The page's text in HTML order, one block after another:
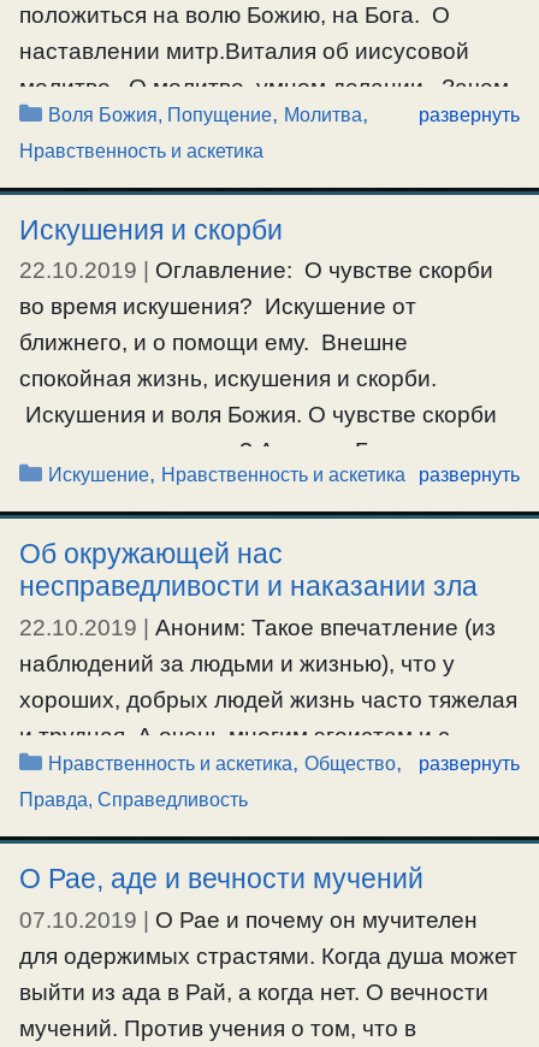
Ещё…
#дерзость,#любовь,#семья,#спасение,
#требовательность
положиться на волю Божию, на Бога. О
наставлении митр.Виталия об иисусовой
молитве. О молитве, умном делании. Зачем
12 — 40 раз читаетсямолитва«Господи
помилуй» за богослужением? Что надо,
чтобы положиться на волю Божию, на Бога.
Аноним: Мир вам! Объясните пожалуйста,
что значит «положиться на волю Божью».
Совершенно полагаться на Бога? …
Ещё…
#воляБожия,#молитва
Рубрики
Воля Божия, Попущение, Молитва,
Нравственность и аскетика
развернуть
Искушения и скорби
22.10.2019
Оглавление: О чувстве скорби
во время искушения? Искушение от
ближнего, и о помощи ему. Внешне
спокойная жизнь, искушения и скорби.
Искушения и воля Божия. О чувстве скорби
во время искушения? Аноним: Батюшка на
что похоже чувство скорби во время
искушения, с чем его сравнить? О.Серафим:
Когда человек полюбил кого-то, привязался к
нему, а потом с …
Ещё…
#искушение,#покой, #скорбь
Рубрики
Искушение, Нравственность и аскетика развернуть
Об окружающей нас
несправедливости и наказании зла
22.10.2019
Аноним: Такое впечатление (из
наблюдений за людьми и жизнью), что у
хороших, добрых людей жизнь часто тяжелая
и трудная. А очень многим эгоистам и с
детьми, и с достатком, и с мужьями/женами
«везет» очень часто и без особых усилий с
их стороны. Как-то не все и всегда
справедливо складывается у людей на
планете Земля. Все …
Ещё…
#правда,#справедливость
Рубрики
Нравственность и аскетика,Общество,
Правда, Справедливость
развернуть
О Рае, аде и вечности мучений
07.10.2019 | О Рае и почему он мучителен
для одержимых страстями. Когда душа может
выйти из ада в Рай, а когда нет. О вечности
мучений. Против учения о том, что в